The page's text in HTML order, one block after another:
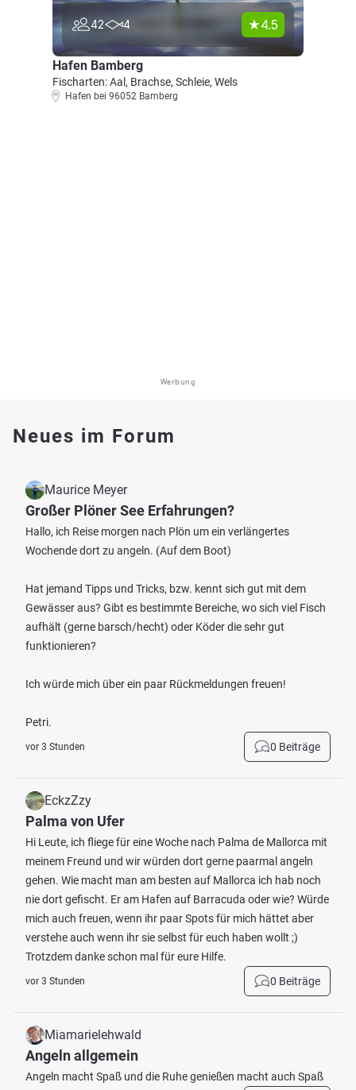
42 4 4.5
Hafen Bamberg
Fischarten: Aal, Brachse, Schleie, Wels
Hafen bei 96052 Bamberg
Werbung
Neues im Forum
Maurice Meyer
Großer Plöner See Erfahrungen?
Hallo, ich Reise morgen nach Plön um ein verlängertes
Wochende dort zu angeln. (Auf dem Boot)
Hat jemand Tipps und Tricks, bzw. kennt sich gut mit dem
Gewässer aus? Gibt es bestimmte Bereiche, wo sich viel Fisch
aufhält (gerne barsch/hecht) oder Köder die sehr gut
funktionieren?
Ich würde mich über ein paar Rückmeldungen freuen!
Petri.
vor 3 Stunden 0 Beiträge
EckzZzy
Palma von Ufer
Hi Leute, ich fliege für eine Woche nach Palma de Mallorca mit
meinem Freund und wir würden dort gerne paarmal angeln
gehen. Wie macht man am besten auf Mallorca ich hab noch
nie dort gefischt. Er am Hafen auf Barracuda oder wie? Würde
mich auch freuen, wenn ihr paar Spots für mich hättet aber
verstehe auch wenn ihr sie selbst für euch haben wollt ;)
Trotzdem danke schon mal für eure Hilfe.
vor 3 Stunden 0 Beiträge
Miamarielehwald
Angeln allgemein
Angeln macht Spaß und die Ruhe genießen macht auch Spaß